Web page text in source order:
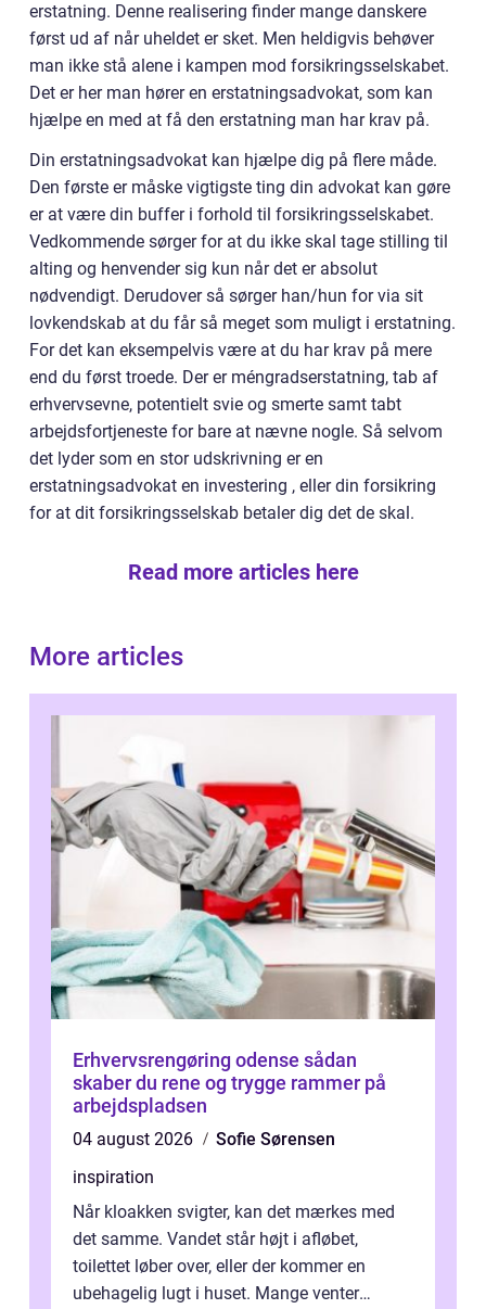
erstatning. Denne realisering finder mange danskere
først ud af når uheldet er sket. Men heldigvis behøver
man ikke stå alene i kampen mod forsikringsselskabet.
Det er her man hører en erstatningsadvokat, som kan
hjælpe en med at få den erstatning man har krav på.
Din erstatningsadvokat kan hjælpe dig på flere måde.
Den første er måske vigtigste ting din advokat kan gøre
er at være din buffer i forhold til forsikringsselskabet.
Vedkommende sørger for at du ikke skal tage stilling til
alting og henvender sig kun når det er absolut
nødvendigt. Derudover så sørger han/hun for via sit
lovkendskab at du får så meget som muligt i erstatning.
For det kan eksempelvis være at du har krav på mere
end du først troede. Der er méngradserstatning, tab af
erhvervsevne, potentielt svie og smerte samt tabt
arbejdsfortjeneste for bare at nævne nogle. Så selvom
det lyder som en stor udskrivning er en
erstatningsadvokat en investering , eller din forsikring
for at dit forsikringsselskab betaler dig det de skal.
Read more articles here
More articles
Erhvervsrengøring odense sådan
skaber du rene og trygge rammer på
arbejdspladsen
04 august 2026
Sofie Sørensen
inspiration
Når kloakken svigter, kan det mærkes med
det samme. Vandet står højt i afløbet,
toilettet løber over, eller der kommer en
ubehagelig lugt i huset. Mange venter